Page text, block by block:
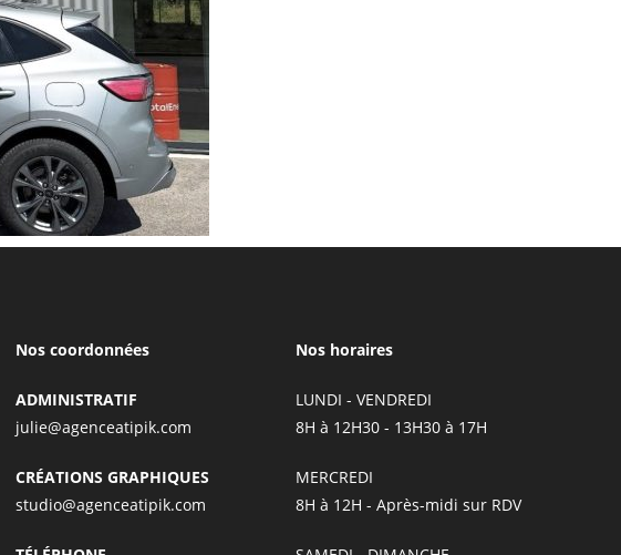
Nos coordonnées
ADMINISTRATIF
julie@agenceatipik.com
CRÉATIONS GRAPHIQUES
studio@agenceatipik.com
Nos horaires
LUNDI - VENDREDI
8H à 12H30 - 13H30 à 17H
MERCREDI
8H à 12H - Après-midi sur RDV